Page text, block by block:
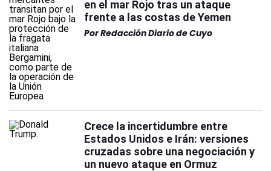
en el mar Rojo tras un ataque
frente a las costas de Yemen
PorRedacción Diario de Cuyo
Crece la incertidumbre entre
Estados Unidos e Irán: versiones
cruzadas sobre una negociación y
un nuevo ataque en Ormuz